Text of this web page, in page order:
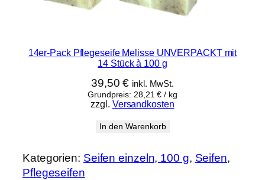
14er-Pack Pflegeseife Melisse UNVERPACKT mit
14 Stück à 100 g
39,50€ inkl. MwSt.
Grundpreis: 28,21€ / kg
zzgl. Versandkosten
In den Warenkorb
Kategorien: Seifen einzeln, 100 g, Seifen
Pflegeseifen